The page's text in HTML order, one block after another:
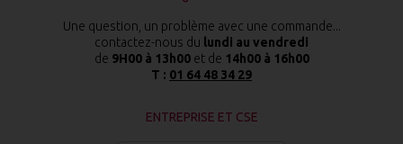
Une question, un problème avec une commande...
contactez-nous du lundi au vendredi
de 9H00 à 13h00et de 14h00 à 16h00
T : 01 64 48 34 29
ENTREPRISE ET CSE